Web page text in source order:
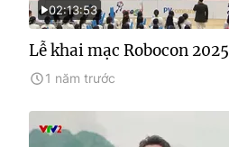
02:13:53
Lễ khai mạc Robocon 2025
1 năm trước